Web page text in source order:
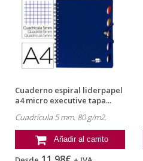
Cuaderno espiral liderpapel
a4 micro executive tapa...
Cuadrícula 5 mm. 80 g/m2.
Añadir al carrito